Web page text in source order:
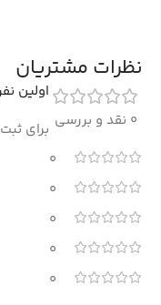
نظرات مشتریان
0 نقد و بررسی
0
0
0
0
0
اولین
برای